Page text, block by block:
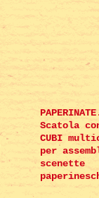
Scatola
CUBI
per
scenette